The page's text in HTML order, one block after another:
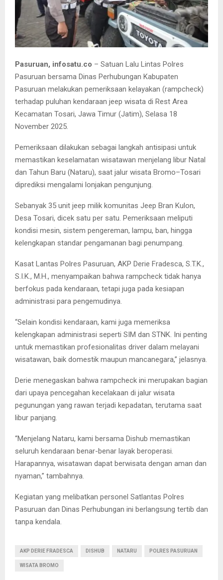
Pasuruan, infosatu.co – Satuan Lalu Lintas Polres
Pasuruan bersama Dinas Perhubungan Kabupaten
Pasuruan melakukan pemeriksaan kelayakan (rampcheck)
terhadap puluhan kendaraan jeep wisata di Rest Area
Kecamatan Tosari, Jawa Timur (Jatim), Selasa 18
November 2025.
Pemeriksaan dilakukan sebagai langkah antisipasi untuk
memastikan keselamatan wisatawan menjelang libur Natal
dan Tahun Baru (Nataru), saat jalur wisata Bromo–Tosari
diprediksi mengalami lonjakan pengunjung.
Sebanyak 35 unit jeep milik komunitas Jeep Bran Kulon,
Desa Tosari, dicek satu per satu. Pemeriksaan meliputi
kondisi mesin, sistem pengereman, lampu, ban, hingga
kelengkapan standar pengamanan bagi penumpang.
Kasat Lantas Polres Pasuruan, AKP Derie Fradesca, S.T.K.,
S.I.K., M.H., menyampaikan bahwa rampcheck tidak hanya
berfokus pada kendaraan, tetapi juga pada kesiapan
administrasi para pengemudinya.
“Selain kondisi kendaraan, kami juga memeriksa
kelengkapan administrasi seperti SIM dan STNK. Ini penting
untuk memastikan profesionalitas driver dalam melayani
wisatawan, baik domestik maupun mancanegara,” jelasnya.
Derie menegaskan bahwa rampcheck ini merupakan bagian
dari upaya pencegahan kecelakaan di jalur wisata
pegunungan yang rawan terjadi kepadatan, terutama saat
libur panjang.
“Menjelang Nataru, kami bersama Dishub memastikan
seluruh kendaraan benar-benar layak beroperasi.
Harapannya, wisatawan dapat berwisata dengan aman dan
nyaman,” tambahnya.
Kegiatan yang melibatkan personel Satlantas Polres
Pasuruan dan Dinas Perhubungan ini berlangsung tertib dan
tanpa kendala.
AKP DERIE FRADESCA DISHUB NATARU POLRES PASURUAN
WISATA BROMO